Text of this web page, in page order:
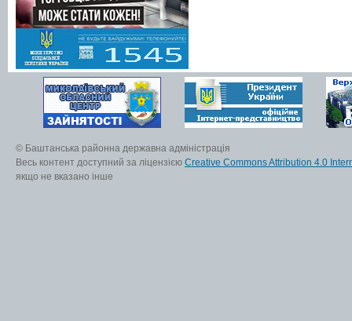
© Баштанська районна державна адміністрація
Весь контент доступний за ліцензією Creative Commons Attribution 4.0
якщо не вказано інше